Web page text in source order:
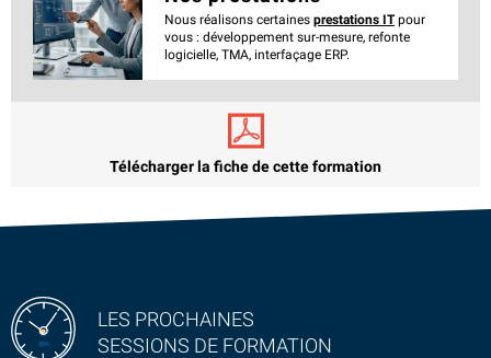
Nous réalisons certaines prestations ITpour
vous : développement sur-mesure, refonte
logicielle, TMA, interfaçage ERP.
Télécharger la fiche de cette formation
LES PROCHAINES
SESSIONS DE FORMATION